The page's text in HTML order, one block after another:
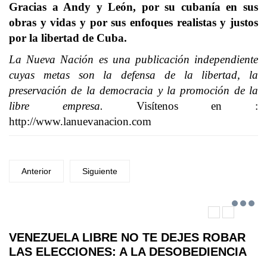
Gracias a Andy y León, por su cubanía en sus
obras y vidas y por sus enfoques realistas y justos
por la libertad de Cuba.
La Nueva Nación es una publicación independiente
cuyas metas son la defensa de la libertad, la
preservación de la democracia y la promoción de la
libre empresa. Visítenos en :
http://www.lanuevanacion.com
Anterior Siguiente
VENEZUELA LIBRE NO TE DEJES ROBAR
LAS ELECCIONES: A LA DESOBEDIENCIA